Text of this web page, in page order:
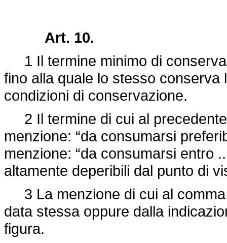
Art. 10.
1 Il termine minimo di
fino alla quale lo stesso
condizioni di conservazione.
2 Il termine di cui al
menzione: “da consumarsi
menzione: “da consumarsi entro
altamente deperibili dal punto di
3 La menzione di cui al
data stessa oppure dalla
figura.